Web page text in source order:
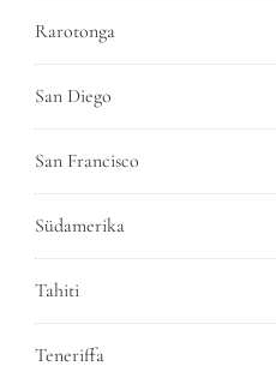
Rarotonga
San Diego
San Francisco
Südamerika
Tahiti
Teneriffa